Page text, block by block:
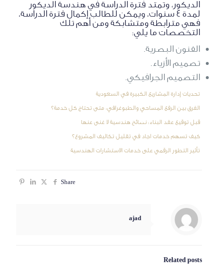
الديكور، وتمتد فترة الدراسة في هندسة الديكور
لمدة 4 سنوات، ويمكن للطالب إكمال فترة الدراسة،
فهي مترابطة ومتشابكة ومن أهم تلك
التخصصات ما يلي:
الفنون البصرية.
تصميم الأزياء.
التصميم الجرافيكي.
تحديات إدارة المشاريع الكبيرة في السعودية
الفرق بين الرفع المساحي والطبوغرافي: متى تحتاج كل خدمة؟
قبل توقيع عقد البناء: نصائح هندسية لا غنى عنها
كيف تسهم خدمات اجاد في تقليل تكاليف المشروع؟
تأثير التطور الرقمي على خدمات الاستشارات الهندسية
Share
ajad
Related posts